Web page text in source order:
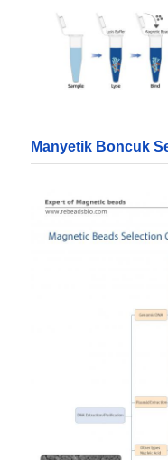
NGS manyetik
Hücre Sıralama
Otomatik
Manyetik Boncuk